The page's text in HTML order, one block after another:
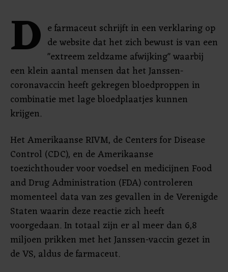
D e farmaceut schrijft in een verklaring op
de website dat het zich bewust is van een
"extreem zeldzame afwijking" waarbij
een klein aantal mensen dat het Janssen-
coronavaccin heeft gekregen bloedproppen in
combinatie met lage bloedplaatjes kunnen
krijgen.
Het Amerikaanse RIVM, de Centers for Disease
Control (CDC), en de Amerikaanse
toezichthouder voor voedsel en medicijnen Food
and Drug Administration (FDA) controleren
momenteel data van zes gevallen in de Verenigde
Staten waarin deze reactie zich heeft
voorgedaan. In totaal zijn er al meer dan 6,8
miljoen prikken met het Janssen-vaccin gezet in
de VS, aldus de farmaceut.